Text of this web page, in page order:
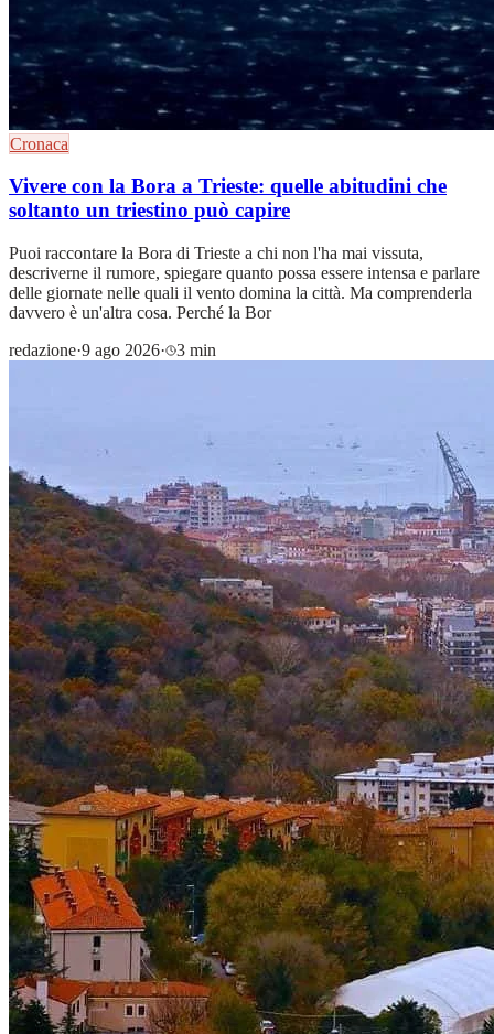
Cronaca
Vivere con la Bora a Trieste: quelle abitudini che
soltanto un triestino può capire
Puoi raccontare la Bora di Trieste a chi non l'ha mai vissuta,
descriverne il rumore, spiegare quanto possa essere intensa e parlare
delle giornate nelle quali il vento domina la città. Ma comprenderla
davvero è un'altra cosa. Perché la Bor
redazione·9 ago 2026· 3 min